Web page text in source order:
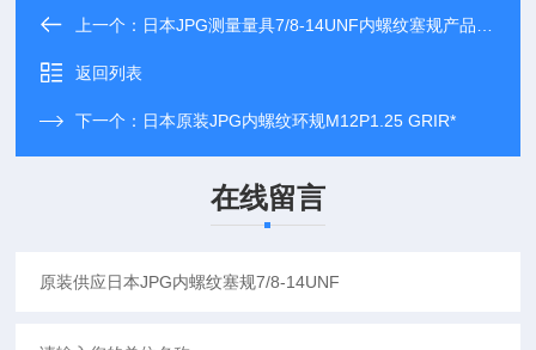
上一个： 日本JPG测量量具7/8-14UNF内螺纹塞规产品介绍
返回列表
下一个： 日本原装JPG内螺纹环规M12P1.25 GRIR*
在线留言